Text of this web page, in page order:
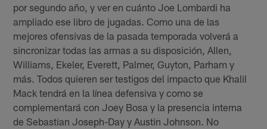
por segundo año, y ver en cuánto Joe Lombardi ha
ampliado ese libro de jugadas. Como una de las
mejores ofensivas de la pasada temporada volverá a
sincronizar todas las armas a su disposición, Allen,
Williams, Ekeler, Everett, Palmer, Guyton, Parham y
más. Todos quieren ser testigos del impacto que Khalil
Mack tendrá en la línea defensiva y como se
complementará con Joey Bosa y la presencia interna
de Sebastian Joseph-Day y Austin Johnson. No